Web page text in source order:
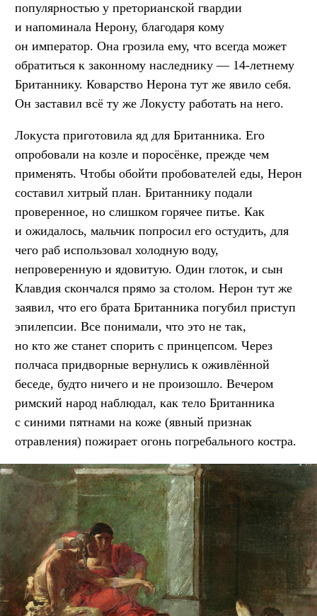
популярностью у преторианской гвардии
и напоминала Нерону, благодаря кому
он император. Она грозила ему, что всегда может
обратиться к законному наследнику — 14-летнему
Британнику. Коварство Нерона тут же явило себя.
Он заставил всё ту же Локусту работать на него.
Локуста приготовила яд для Британника. Его
опробовали на козле и поросёнке, прежде чем
применять. Чтобы обойти пробователей еды, Нерон
составил хитрый план. Британнику подали
проверенное, но слишком горячее питье. Как
и ожидалось, мальчик попросил его остудить, для
чего раб использовал холодную воду,
непроверенную и ядовитую. Один глоток, и сын
Клавдия скончался прямо за столом. Нерон тут же
заявил, что его брата Британника погубил приступ
эпилепсии. Все понимали, что это не так,
но кто же станет спорить с принцепсом. Через
полчаса придворные вернулись к оживлённой
беседе, будто ничего и не произошло. Вечером
римский народ наблюдал, как тело Британника
с синими пятнами на коже (явный признак
отравления) пожирает огонь погребального костра.